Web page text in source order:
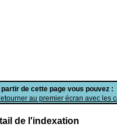
de cette page vous pouvez :
au premier écran avec les
de l'indexation